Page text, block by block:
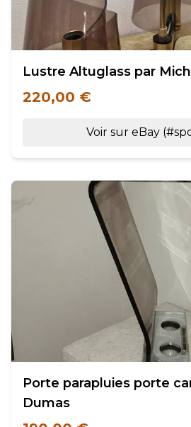
Lustre Altuglass par
220,00 €
Voir sur eBay
Porte parapluies porte
Dumas